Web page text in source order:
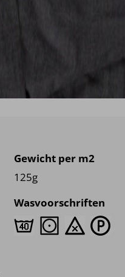
Gewicht per m2
125g
Wasvoorschriften